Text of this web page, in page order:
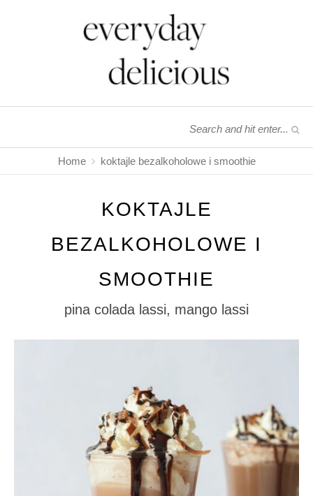
Home koktajle bezalkoholowe i smoothie
KOKTAJLE
BEZALKOHOLOWE I
SMOOTHIE
pina colada lassi, mango lassi